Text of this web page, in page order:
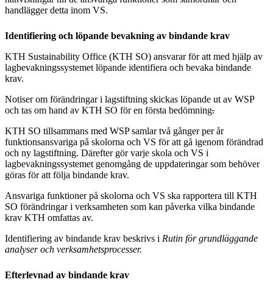
handlägger detta inom VS.
Identifiering och löpande bevakning av bindande krav
KTH Sustainability Office (KTH SO) ansvarar för att med hjälp av
lagbevakningssystemet löpande identifiera och bevaka bindande
krav.
Notiser om förändringar i lagstiftning skickas löpande ut av WSP
och tas om hand av KTH SO för en första bedömning.
KTH SO tillsammans med WSP samlar två gånger per år
funktionsansvariga på skolorna och VS för att gå igenom förändrad
och ny lagstiftning. Därefter gör varje skola och VS i
lagbevakningssystemet genomgång de uppdateringar som behöver
göras för att följa bindande krav.
Ansvariga funktioner på skolorna och VS ska rapportera till KTH
SO förändringar i verksamheten som kan påverka vilka bindande
krav KTH omfattas av.
Identifiering av bindande krav beskrivs i Rutin för grundläggande
analyser och verksamhetsprocesser.
Efterlevnad av bindande krav